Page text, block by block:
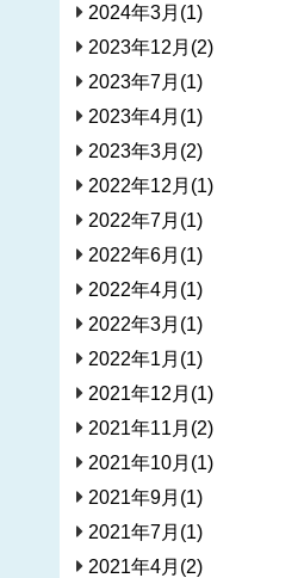
2024年3月(1)
2023年12月(2)
2023年7月(1)
2023年4月(1)
2023年3月(2)
2022年12月(1)
2022年7月(1)
2022年6月(1)
2022年4月(1)
2022年3月(1)
2022年1月(1)
2021年12月(1)
2021年11月(2)
2021年10月(1)
2021年9月(1)
2021年7月(1)
2021年4月(2)